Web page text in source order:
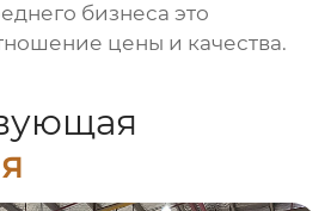
бизнеса это
цены и качества.